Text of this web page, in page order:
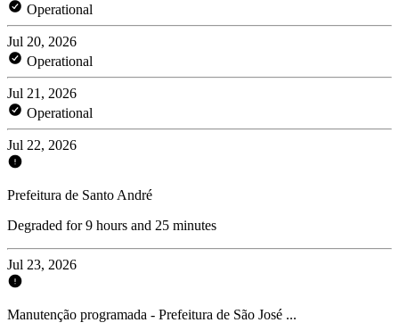
Operational
Jul 20, 2026
Operational
Jul 21, 2026
Operational
Jul 22, 2026
Prefeitura de Santo André
Degraded for 9 hours and 25 minutes
Jul 23, 2026
Manutenção programada - Prefeitura de São José ...